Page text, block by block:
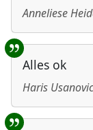
Anneliese
Alles ok
Haris Usanovic